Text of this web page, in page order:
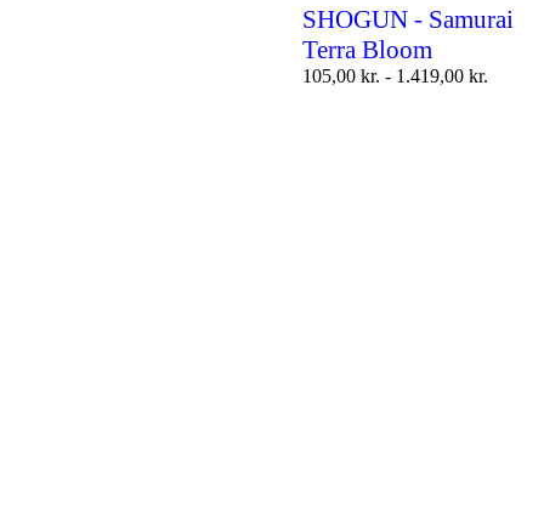
SHOGUN - Samurai
Terra Bloom
105,00 kr. - 1.419,00 kr.